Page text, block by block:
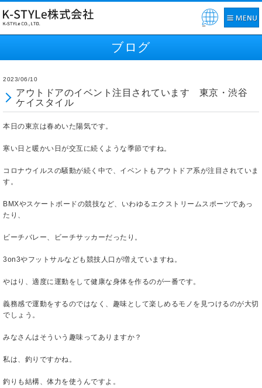
Pow
ブログ
2023/06/10
アウトドアのイベント注目されています 東京・渋谷
ケイスタイル
本日の東京は春めいた陽気です。
寒い日と暖かい日が交互に続くような季節ですね。
コロナウイルスの騒動が続く中で、イベントもアウトドア系が注目されていま
す。
BMXやスケートボードの競技など、いわゆるエクストリームスポーツであっ
たり、
ビーチバレー、ビーチサッカーだったり。
3on3やフットサルなども競技人口が増えていますね。
やはり、適度に運動をして健康な身体を作るのが一番です。
義務感で運動をするのではなく、趣味として楽しめるモノを見つけるのが大切
でしょう。
みなさんはそういう趣味ってありますか？
私は、釣りですかね。
釣りも結構、体力を使うんですよ。